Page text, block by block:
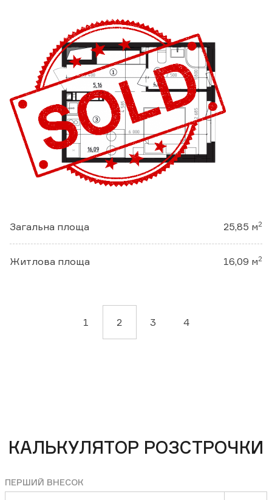
Загальна площа 25,85 м2
Житлова площа 16,09 м2
1 2 3 4
КАЛЬКУЛЯТОР РОЗСТРОЧКИ
ПЕРШИЙ ВНЕСОК